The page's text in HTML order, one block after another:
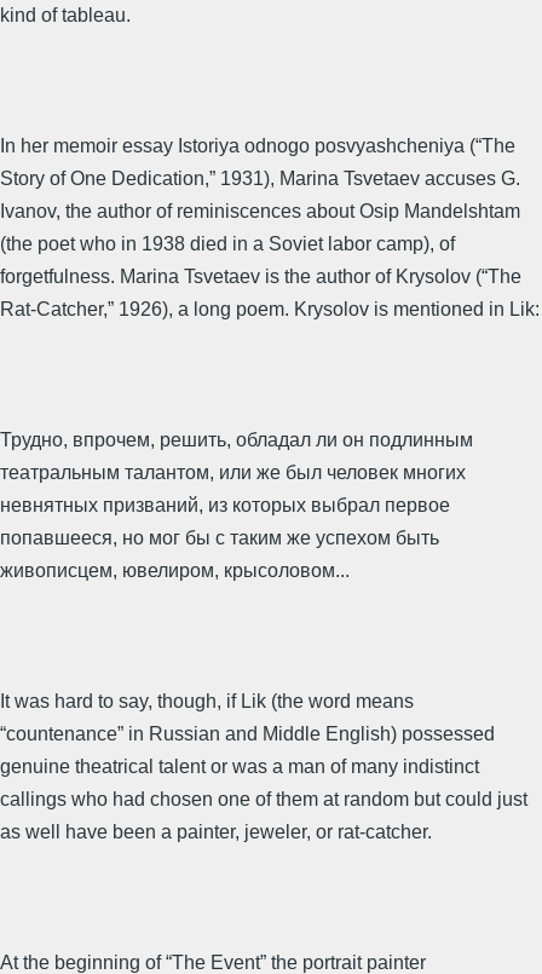
kind of tableau.
In her memoir essay Istoriya odnogo posvyashcheniya (“The
Story of One Dedication,” 1931), Marina Tsvetaev accuses G.
Ivanov, the author of reminiscences about Osip Mandelshtam
(the poet who in 1938 died in a Soviet labor camp), of
forgetfulness. Marina Tsvetaev is the author of Krysolov (“The
Rat-Catcher,” 1926), a long poem. Krysolov is mentioned in Lik:
Трудно, впрочем, решить, обладал ли он подлинным
театральным талантом, или же был человек многих
невнятных призваний, из которых выбрал первое
попавшееся, но мог бы с таким же успехом быть
живописцем, ювелиром, крысоловом...
It was hard to say, though, if Lik (the word means
“countenance” in Russian and Middle English) possessed
genuine theatrical talent or was a man of many indistinct
callings who had chosen one of them at random but could just
as well have been a painter, jeweler, or rat-catcher.
At the beginning of “The Event” the portrait painter